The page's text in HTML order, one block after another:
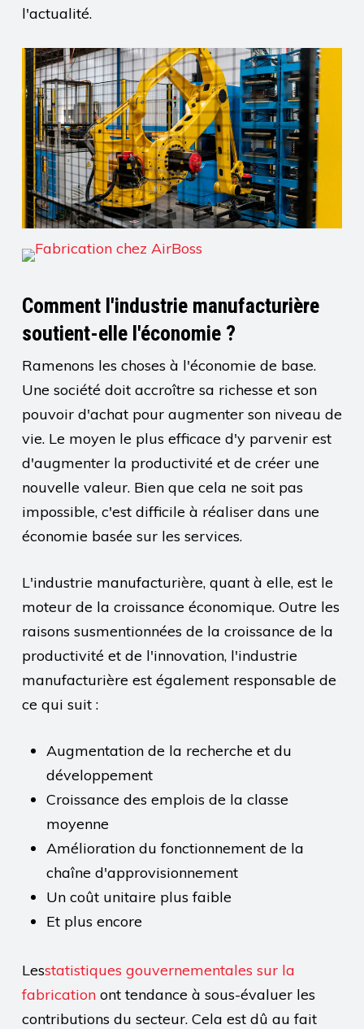
l'actualité.
Comment l'industrie manufacturière
soutient-elle l'économie ?
Ramenons les choses à l'économie de base.
Une société doit accroître sa richesse et son
pouvoir d'achat pour augmenter son niveau de
vie. Le moyen le plus efficace d'y parvenir est
d'augmenter la productivité et de créer une
nouvelle valeur. Bien que cela ne soit pas
impossible, c'est difficile à réaliser dans une
économie basée sur les services.
L'industrie manufacturière, quant à elle, est le
moteur de la croissance économique. Outre les
raisons susmentionnées de la croissance de la
productivité et de l'innovation, l'industrie
manufacturière est également responsable de
ce qui suit :
Augmentation de la recherche et du
développement
Croissance des emplois de la classe
moyenne
Amélioration du fonctionnement de la
chaîne d'approvisionnement
Un coût unitaire plus faible
Et plus encore
Lesstatistiques gouvernementales sur la
fabricationont tendance à sous-évaluer les
contributions du secteur. Cela est dû au fait